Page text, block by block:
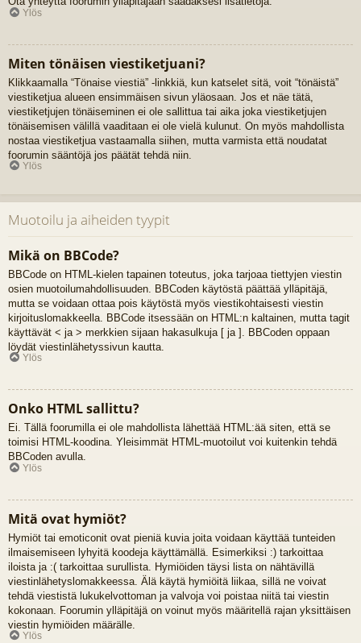
Ylös
Miten tönäisen viestiketjuani?
Klikkaamalla “Tönaise viestiä” -linkkiä, kun katselet sitä, voit “tönäistä”
viestiketjua alueen ensimmäisen sivun yläosaan. Jos et näe tätä,
viestiketjujen tönäiseminen ei ole sallittua tai aika joka viestiketjujen
tönäisemisen välillä vaaditaan ei ole vielä kulunut. On myös mahdollista
nostaa viestiketjua vastaamalla siihen, mutta varmista että noudatat
foorumin sääntöjä jos päätät tehdä niin.
Ylös
Muotoilu ja aiheiden tyypit
Mikä on BBCode?
BBCode on HTML-kielen tapainen toteutus, joka tarjoaa tiettyjen viestin
osien muotoilumahdollisuuden. BBCoden käytöstä päättää ylläpitäjä,
mutta se voidaan ottaa pois käytöstä myös viestikohtaisesti viestin
kirjoituslomakkeella. BBCode itsessään on HTML:n kaltainen, mutta tagit
käyttävät < ja > merkkien sijaan hakasulkuja [ ja ]. BBCoden oppaan
löydät viestinlähetyssivun kautta.
Ylös
Onko HTML sallittu?
Ei. Tällä foorumilla ei ole mahdollista lähettää HTML:ää siten, että se
toimisi HTML-koodina. Yleisimmät HTML-muotoilut voi kuitenkin tehdä
BBCoden avulla.
Ylös
Mitä ovat hymiöt?
Hymiöt tai emoticonit ovat pieniä kuvia joita voidaan käyttää tunteiden
ilmaisemiseen lyhyitä koodeja käyttämällä. Esimerkiksi :) tarkoittaa
iloista ja :( tarkoittaa surullista. Hymiöiden täysi lista on nähtävillä
viestinlähetyslomakkeessa. Älä käytä hymiöitä liikaa, sillä ne voivat
tehdä viestistä lukukelvottoman ja valvoja voi poistaa niitä tai viestin
kokonaan. Foorumin ylläpitäjä on voinut myös määritellä rajan yksittäisen
viestin hymiöiden määrälle.
Ylös